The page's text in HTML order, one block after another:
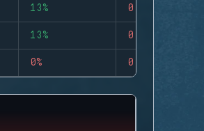
13% 0
13% 0
0% 0